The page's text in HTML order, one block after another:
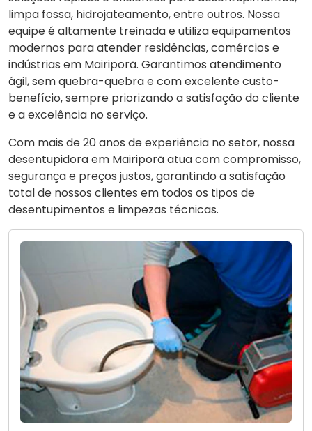
limpa fossa, hidrojateamento, entre outros. Nossa
equipe é altamente treinada e utiliza equipamentos
modernos para atender residências, comércios e
indústrias em Mairiporã. Garantimos atendimento
ágil, sem quebra-quebra e com excelente custo-
benefício, sempre priorizando a satisfação do cliente
e a excelência no serviço.
Com mais de 20 anos de experiência no setor, nossa
desentupidora em Mairiporã atua com compromisso,
segurança e preços justos, garantindo a satisfação
total de nossos clientes em todos os tipos de
desentupimentos e limpezas técnicas.